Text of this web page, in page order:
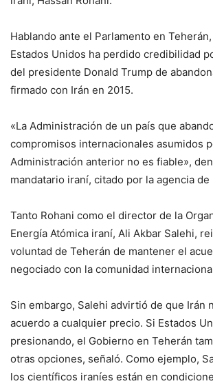
Hablando ante el Parlamento en
Estados Unidos ha perdido credibilidad
del presidente Donald Trump de
firmado con Irán en 2015.
«La Administración de un país que
compromisos internacionales asumidos
Administración anterior no es fiable»,
mandatario iraní, citado por la agencia de
Tanto Rohani como el director de la
Energía Atómica iraní, Ali Akbar Salehi,
voluntad de Teherán de mantener el
negociado con la comunidad
Sin embargo, Salehi advirtió de que Irán
acuerdo a cualquier precio. Si Estados
presionando, el Gobierno en Teherán
otras opciones, señaló. Como ejemplo,
los científicos iraníes están en